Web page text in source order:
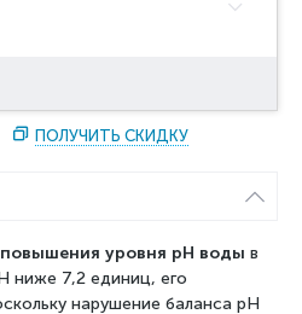
ПОЛУЧИТЬ СКИДКУ
уровня pH воды в
ниже 7,2 единиц, его
нарушение баланса pH